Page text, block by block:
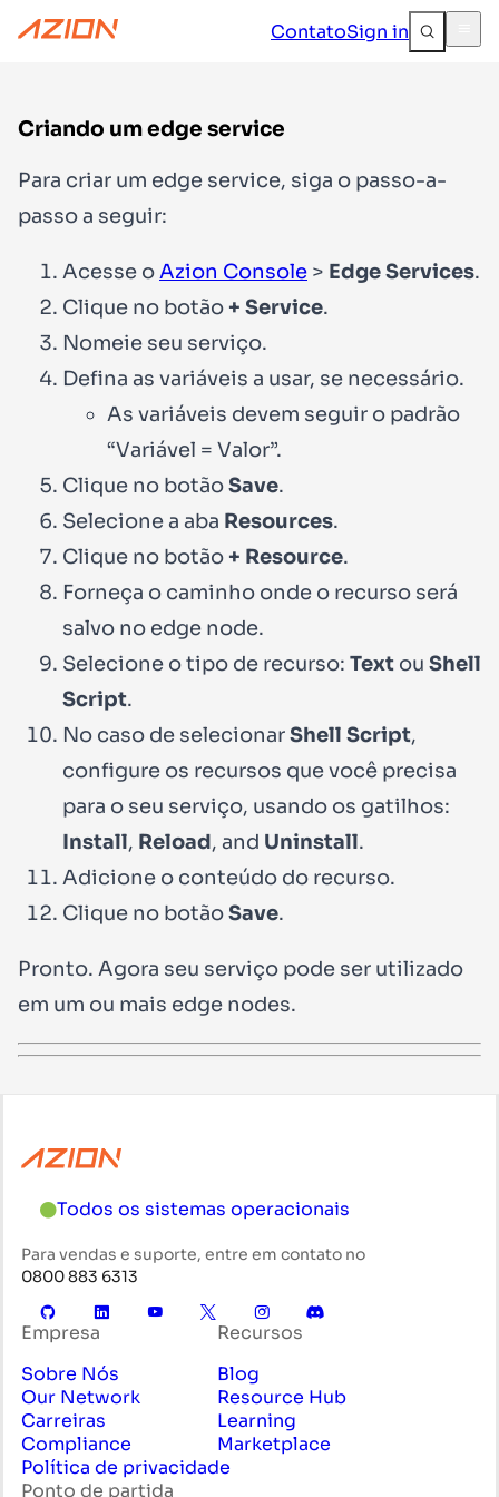
ContatoSign in
Criando um edge service
Para criar um edge service, siga o passo-a-
passo a seguir:
Acesse oAzion Console > Edge Services.
Clique no botão + Service.
Nomeie seu serviço.
Defina as variáveis a usar, se necessário.
As variáveis devem seguir o padrão
“Variável = Valor”.
Clique no botãoSave.
Selecione a aba Resources.
Clique no botão + Resource.
Forneça o caminho onde o recurso será
salvo no edge node.
Selecione o tipo de recurso: Text ou Shell
Script.
No caso de selecionarShell Script,
configure os recursos que você precisa
para o seu serviço, usando os gatilhos:
Install, Reload, and Uninstall.
Adicione o conteúdo do recurso.
Clique no botãoSave.
Pronto. Agora seu serviço pode ser utilizado
em um ou mais edge nodes.
Todos os sistemas operacionais
Para vendas e suporte, entre em contato no
0800 883 6313
Empresa
Sobre Nós
Our Network
Carreiras
Compliance
Política de privacidade
Recursos
Blog
Resource Hub
Learning
Marketplace
Ponto de partida